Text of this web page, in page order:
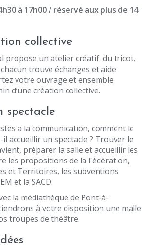
à 17h00 / réservé aux plus de 14
collective
propose un atelier créatif, du tricot,
trouve échanges et aide
votre ouvrage et ensemble
d’une création collective.
spectacle
à la communication, comment le
accueillir un spectacle ? Trouver le
préparer la salle et accueillir les
les propositions de la Fédération,
et Territoires, les subventions
et la SACD.
la médiathèque de Pont-à-
à votre disposition une malle
troupes de théâtre.